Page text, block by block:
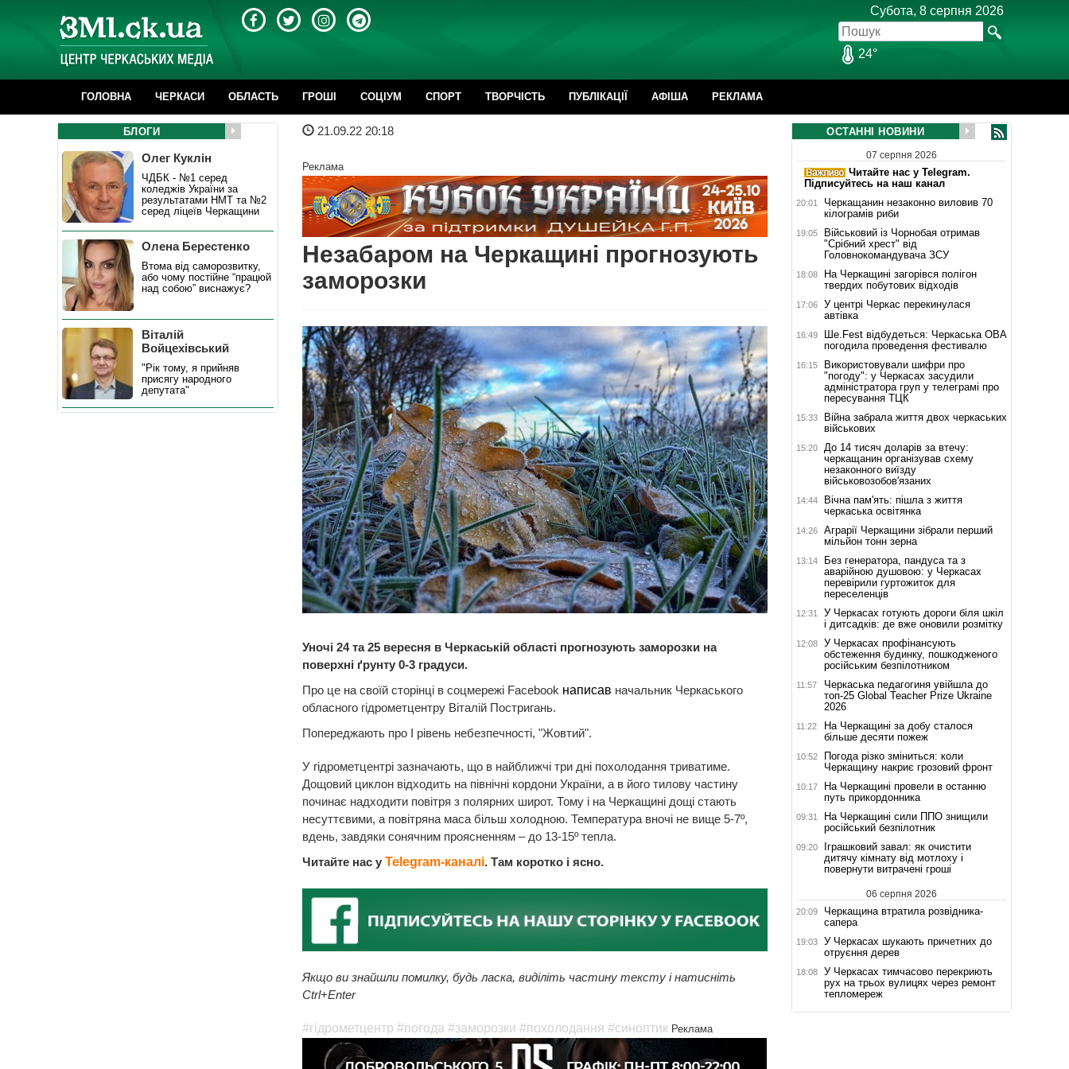
Субота, 8 серпня 2026
24°
ГОЛОВНА ЧЕРКАСИ ОБЛАСТЬ ГРОШІ CОЦІУМ СПОРТ ТВОРЧІСТЬ ПУБЛІКАЦІЇ АФІША РЕКЛАМА
21.09.22 20:18
Реклама
Незабаром на Черкащині прогнозують
заморозки
Уночі 24 та 25 вересня в Черкаській області прогнозують заморозки на
поверхні ґрунту 0-3 градуси.
Про це на своїй сторінці в соцмережі Facebook написав начальник Черкаського
обласного гідрометцентру Віталій Постригань.
Попереджають про І рівень небезпечності, "Жовтий".
У гідрометцентрі зазначають, що в найближчі три дні похолодання триватиме.
Дощовий циклон відходить на північні кордони України, а в його тилову частину
починає надходити повітря з полярних широт. Тому і на Черкащині дощі стають
несуттєвими, а повітряна маса більш холодною. Температура вночі не вище 5-7º,
вдень, завдяки сонячним проясненням – до 13-15º тепла.
Читайте нас у Telegram-каналі. Там коротко і ясно.
Якщо ви знайшли помилку, будь ласка, виділіть частину тексту і натисніть
Ctrl+Enter
#гідрометцентр #погода #заморозки #похолодання #синоптик Реклама
БЛОГИ
Олег Куклін
ЧДБК - №1 серед
коледжів України за
результатами НМТ та №2
серед ліцеїв Черкащини
Олена Берестенко
Втома від саморозвитку,
або чому постійне “працюй
над собою” виснажує?
Віталій
Войцехівський
"Рік тому, я прийняв
присягу народного
депутата"
ОСТАННІ НОВИНИ
07 серпня 2026
Читайте нас у Telegram.
Підписуйтесь на наш канал
20:01
Черкащанин незаконно виловив 70
кілограмів риби
19:05
Військовий із Чорнобая отримав
"Срібний хрест" від
Головнокомандувача ЗСУ
18:08
На Черкащині загорівся полігон
твердих побутових відходів
17:06
У центрі Черкас перекинулася
автівка
16:49
Ше.Fest відбудеться: Черкаська ОВА
погодила проведення фестивалю
16:15
Використовували шифри про
"погоду": у Черкасах засудили
адміністратора груп у телеграмі про
пересування ТЦК
15:33
Війна забрала життя двох черкаських
військових
15:20
До 14 тисяч доларів за втечу:
черкащанин організував схему
незаконного виїзду
військовозобов'язаних
14:44
Вічна пам'ять: пішла з життя
черкаська освітянка
14:26
Аграрії Черкащини зібрали перший
мільйон тонн зерна
13:14
Без генератора, пандуса та з
аварійною душовою: у Черкасах
перевірили гуртожиток для
переселенців
12:31
У Черкасах готують дороги біля шкіл
і дитсадків: де вже оновили розмітку
12:08
У Черкасах профінансують
обстеження будинку, пошкодженого
російським безпілотником
11:57
Черкаська педагогиня увійшла до
топ-25 Global Teacher Prize Ukraine
2026
11:22
На Черкащині за добу сталося
більше десяти пожеж
10:52
Погода різко зміниться: коли
Черкащину накриє грозовий фронт
10:17
На Черкащині провели в останню
путь прикордонника
09:31
На Черкащині сили ППО знищили
російський безпілотник
09:20
Іграшковий завал: як очистити
дитячу кімнату від мотлоху і
повернути витрачені гроші
06 серпня 2026
20:09
Черкащина втратила розвідника-
сапера
19:03
У Черкасах шукають причетних до
отруєння дерев
18:08
У Черкасах тимчасово перекриють
рух на трьох вулицях через ремонт
тепломереж